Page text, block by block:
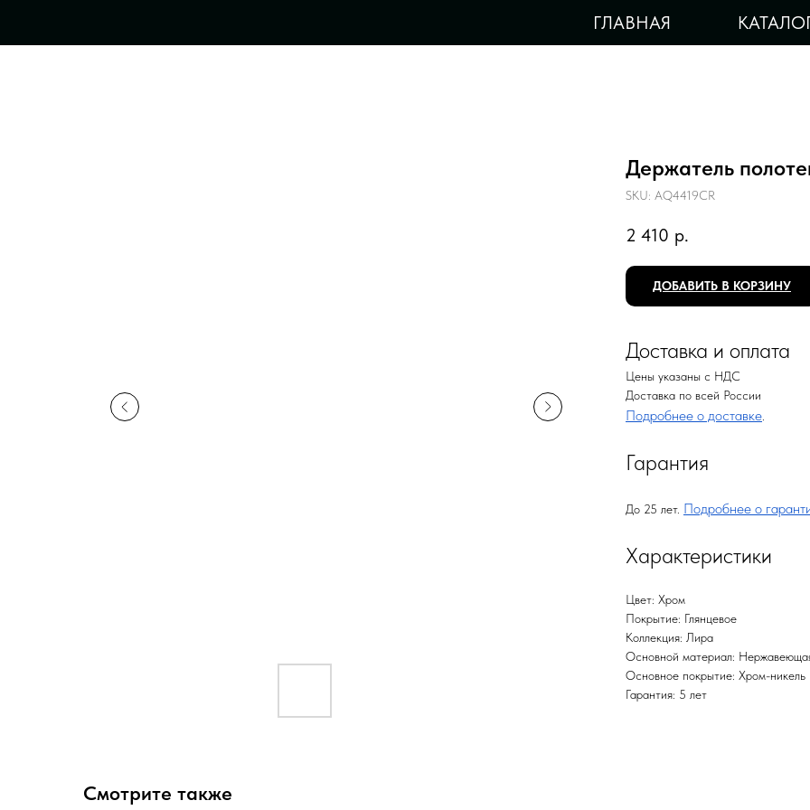
ГЛАВНАЯ
Держатель
SKU: AQ4419CR
2 410 р.
ДОБАВИТЬ В КОРЗИНУ
Доставка и оплата
Цены указаны с НДС
Доставка по всей России
Подробнее о доставке
Гарантия
До 25 лет. Подробнее о
Характеристики
Цвет: Хром
Покрытие: Глянцевое
Коллекция: Лира
Основной материал:
Основное покрытие: Хром-никель
Гарантия: 5 лет
Смотрите также